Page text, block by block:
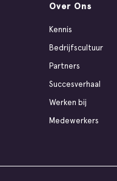
Over Ons
Kennis
Bedrijfscultuur
Partners
Succesverhaal
Werken bij
Medewerkers